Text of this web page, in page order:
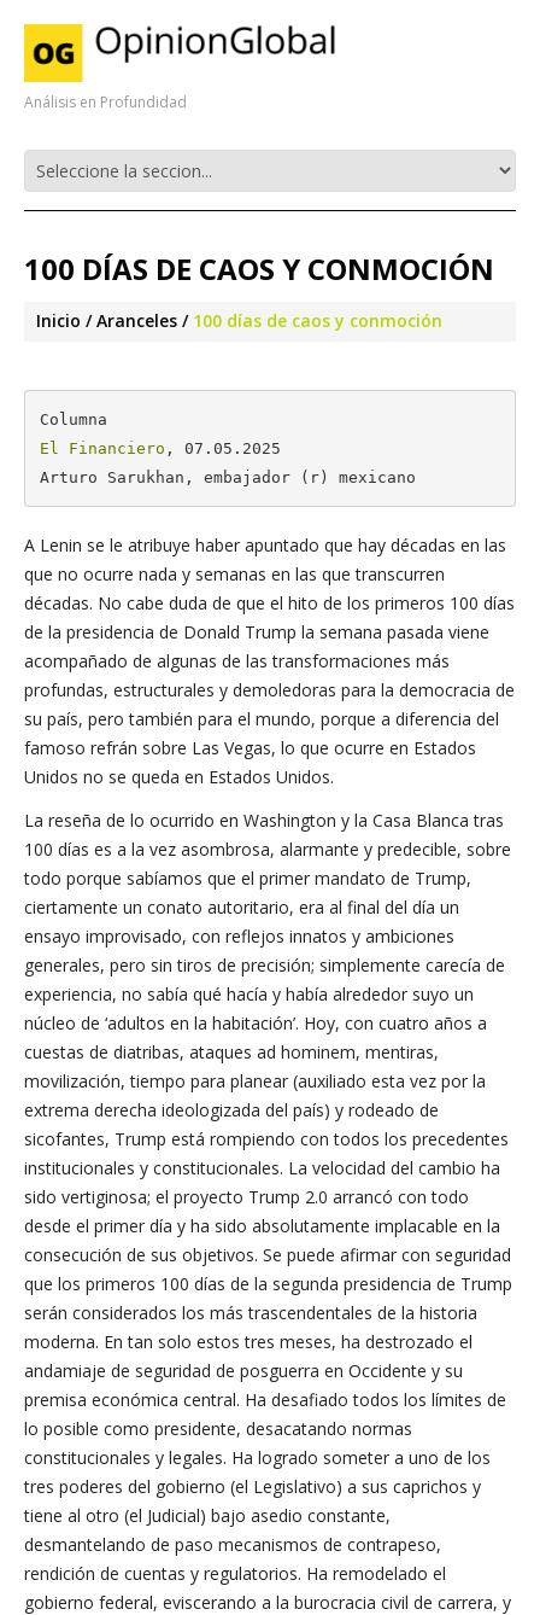
Análisis en Profundidad
100 DÍAS DE CAOS Y CONMOCIÓN
Inicio Aranceles 100 días de caos y conmoción
El Financiero , 07.05.2025
Arturo Sarukhan, embajador (r) mexicano
A Lenin se le atribuye haber apuntado que hay décadas en las
que no ocurre nada y semanas en las que transcurren
décadas. No cabe duda de que el hito de los primeros 100 días
de la presidencia de Donald Trump la semana pasada viene
acompañado de algunas de las transformaciones más
profundas, estructurales y demoledoras para la democracia de
su país, pero también para el mundo, porque a diferencia del
famoso refrán sobre Las Vegas, lo que ocurre en Estados
Unidos no se queda en Estados Unidos.
La reseña de lo ocurrido en Washington y la Casa Blanca tras
100 días es a la vez asombrosa, alarmante y predecible, sobre
todo porque sabíamos que el primer mandato de Trump,
ciertamente un conato autoritario, era al final del día un
ensayo improvisado, con reflejos innatos y ambiciones
generales, pero sin tiros de precisión; simplemente carecía de
experiencia, no sabía qué hacía y había alrededor suyo un
núcleo de ‘adultos en la habitación’. Hoy, con cuatro años a
cuestas de diatribas, ataques ad hominem, mentiras,
movilización, tiempo para planear (auxiliado esta vez por la
extrema derecha ideologizada del país) y rodeado de
sicofantes, Trump está rompiendo con todos los precedentes
institucionales y constitucionales. La velocidad del cambio ha
sido vertiginosa; el proyecto Trump 2.0 arrancó con todo
desde el primer día y ha sido absolutamente implacable en la
consecución de sus objetivos. Se puede afirmar con seguridad
que los primeros 100 días de la segunda presidencia de Trump
serán considerados los más trascendentales de la historia
moderna. En tan solo estos tres meses, ha destrozado el
andamiaje de seguridad de posguerra en Occidente y su
premisa económica central. Ha desafiado todos los límites de
lo posible como presidente, desacatando normas
constitucionales y legales. Ha logrado someter a uno de los
tres poderes del gobierno (el Legislativo) a sus caprichos y
tiene al otro (el Judicial) bajo asedio constante,
desmantelando de paso mecanismos de contrapeso,
rendición de cuentas y regulatorios. Ha remodelado el
gobierno federal, eviscerando a la burocracia civil de carrera, y